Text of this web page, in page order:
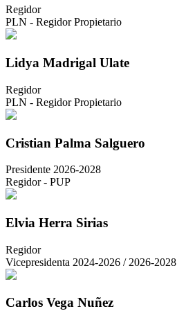
Regidor
PLN - Regidor Propietario
Lidya Madrigal Ulate
Regidor
PLN - Regidor Propietario
Cristian Palma Salguero
Presidente 2026-2028
Regidor - PUP
Elvia Herra Sirias
Regidor
Vicepresidenta 2024-2026 / 2026-2028
Carlos Vega Nuñez